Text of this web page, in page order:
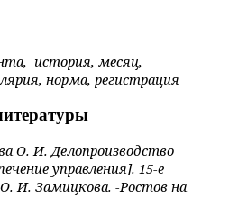
история, месяц,
норма, регистрация
О. И. Делопроизводство
управления]. 15-е
И. Замицкова. -Ростов на